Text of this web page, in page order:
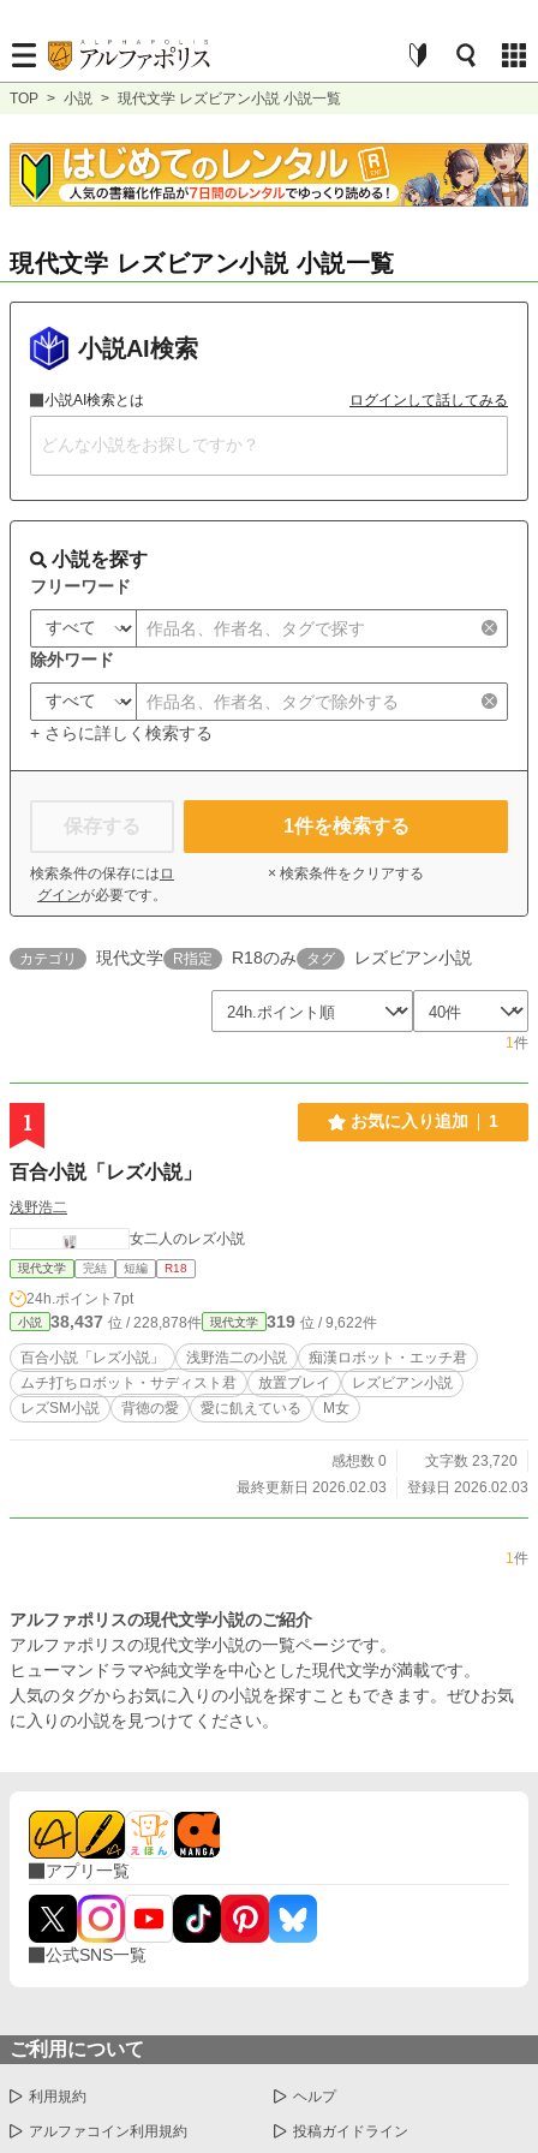
TOP > 小説 > 現代文学 レズビアン小説 小説一覧
現代文学 レズビアン小説 小説一覧
小説AI検索
小説AI検索とは ログインして話してみる
小説を探す
フリーワード
除外ワード
+ さらに詳しく検索する
保存する
検索条件の保存には ロ
グインが必要です。
1件を検索する
× 検索条件をクリアする
カテゴリ 現代文学 R指定 R18のみ タグ レズビアン小説
1件
1 お気に入り追加 1
百合小説「レズ小説」
浅野浩二
女二人のレズ小説
現代文学 完結 短編 R18
24h.ポイント 7pt
小説 38,437 位 / 228,878件 現代文学 319 位 / 9,622件
百合小説「レズ小説」 浅野浩二の小説
痴漢ロボット・エッチ君
ムチ打ちロボット・サディスト君
放置プレイ
レズビアン小説
レズSМ小説
背徳の愛 愛に飢えている М女
感想数 0
文字数 23,720
最終更新日 2026.02.03
登録日 2026.02.03
1件
アルファポリスの現代文学小説のご紹介
アルファポリスの現代文学小説の一覧ページです。
ヒューマンドラマや純文学を中心とした現代文学が満載です。
人気のタグからお気に入りの小説を探すこともできます。ぜひお気
に入りの小説を見つけてください。
アプリ一覧
公式SNS一覧
ご利用について
利用規約 ヘルプ
アルファコイン利用規約 投稿ガイドライン